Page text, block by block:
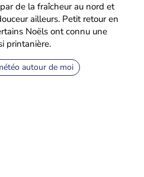
de la fraîcheur au nord et
ailleurs. Petit retour en
Noëls ont connu une
printanière.
autour de moi